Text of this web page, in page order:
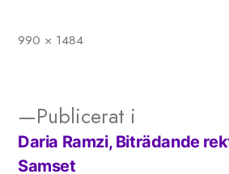
Full
990 × 1484
Publicerat i
Daria Ramzi, Biträdande
Samset